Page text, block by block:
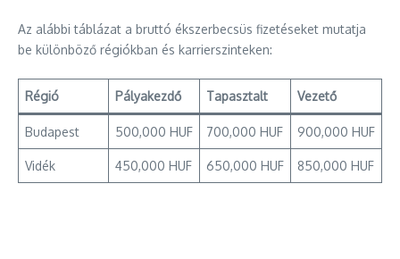
Az alábbi táblázat a bruttó ékszerbecsüs fizetéseket mutatja
be különböző régiókban és karrierszinteken:
Régió Pályakezdő Tapasztalt Vezető
Budapest 500,000 HUF 700,000 HUF 900,000 HUF
Vidék 450,000 HUF 650,000 HUF 850,000 HUF